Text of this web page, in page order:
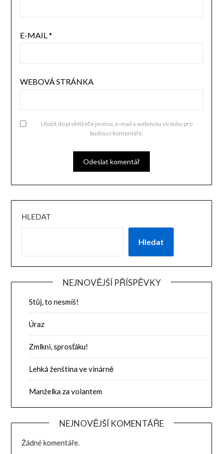
E-MAIL*
WEBOVÁ STRÁNKA
Uložit do prohlížeče jméno, e-mail a webovou stránku pro
budoucí komentáře.
HLEDAT
Hledat
NEJNOVĚJŠÍ PŘÍSPĚVKY
Stůj, to nesmíš!
Úraz
Zmlkni, sprosťáku!
Lehká ženština ve vinárně
Manželka za volantem
NEJNOVĚJŠÍ KOMENTÁŘE
Žádné komentáře.